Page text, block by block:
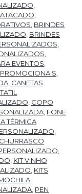
BRINDES
BRINDES
EVENTOS
CANETAS
COPO
FONE
TÉRMICA
KIT VINHO
KITS
PEN